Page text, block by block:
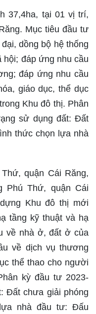
37,4ha, tại 01 vị trí,
Mục tiêu đầu tư
dồng bộ hệ thống
hội; đáp ứng nhu cầu
đáp ứng nhu cầu
giáo dục, thể dục
Khu đô thị. Phân
sử dụng đất: Đất
thức chọn lựa nhà
quận Cái Răng,
Phú Thứ, quận Cái
Khu đô thị mới
tầng kỹ thuật và hạ
về nhà ở, đất ở của
về dịch vụ thương
thể thao cho người
kỳ đầu tư 2023-
Đất chưa giải phóng
nhà đầu tư: Đấu